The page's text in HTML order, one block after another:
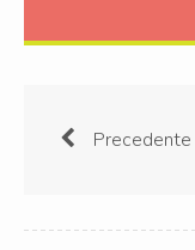
Precedente